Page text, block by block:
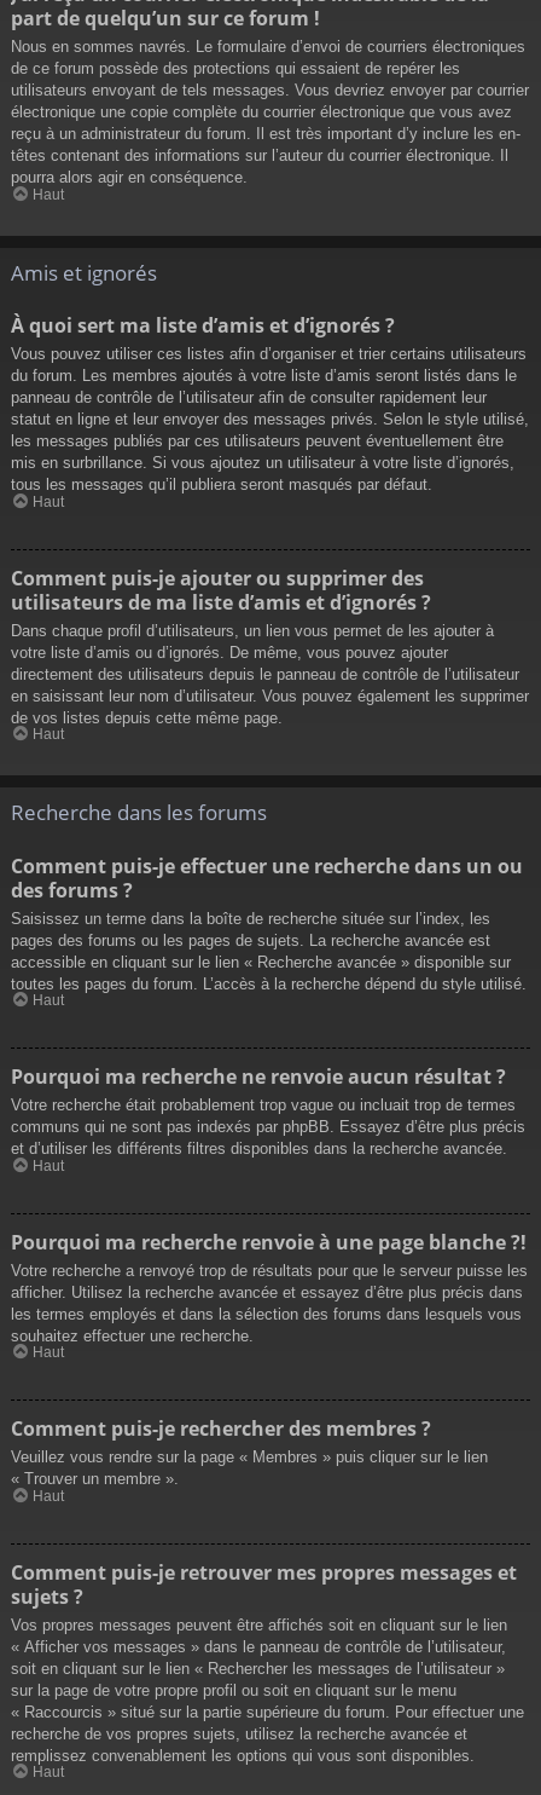
part de quelqu’un sur ce forum !
Nous en sommes navrés. Le formulaire d’envoi de courriers électroniques
de ce forum possède des protections qui essaient de repérer les
utilisateurs envoyant de tels messages. Vous devriez envoyer par courrier
électronique une copie complète du courrier électronique que vous avez
reçu à un administrateur du forum. Il est très important d’y inclure les en-
têtes contenant des informations sur l’auteur du courrier électronique. Il
pourra alors agir en conséquence.
Haut
Amis et ignorés
À quoi sert ma liste d’amis et d’ignorés ?
Vous pouvez utiliser ces listes afin d’organiser et trier certains utilisateurs
du forum. Les membres ajoutés à votre liste d’amis seront listés dans le
panneau de contrôle de l’utilisateur afin de consulter rapidement leur
statut en ligne et leur envoyer des messages privés. Selon le style utilisé,
les messages publiés par ces utilisateurs peuvent éventuellement être
mis en surbrillance. Si vous ajoutez un utilisateur à votre liste d’ignorés,
tous les messages qu’il publiera seront masqués par défaut.
Haut
Comment puis-je ajouter ou supprimer des
utilisateurs de ma liste d’amis et d’ignorés ?
Dans chaque profil d’utilisateurs, un lien vous permet de les ajouter à
votre liste d’amis ou d’ignorés. De même, vous pouvez ajouter
directement des utilisateurs depuis le panneau de contrôle de l’utilisateur
en saisissant leur nom d’utilisateur. Vous pouvez également les supprimer
de vos listes depuis cette même page.
Haut
Recherche dans les forums
Comment puis-je effectuer une recherche dans un ou
des forums ?
Saisissez un terme dans la boîte de recherche située sur l’index, les
pages des forums ou les pages de sujets. La recherche avancée est
accessible en cliquant sur le lien « Recherche avancée » disponible sur
toutes les pages du forum. L’accès à la recherche dépend du style utilisé.
Haut
Pourquoi ma recherche ne renvoie aucun résultat ?
Votre recherche était probablement trop vague ou incluait trop de termes
communs qui ne sont pas indexés par phpBB. Essayez d’être plus précis
et d’utiliser les différents filtres disponibles dans la recherche avancée.
Haut
Pourquoi ma recherche renvoie à une page blanche ?!
Votre recherche a renvoyé trop de résultats pour que le serveur puisse les
afficher. Utilisez la recherche avancée et essayez d’être plus précis dans
les termes employés et dans la sélection des forums dans lesquels vous
souhaitez effectuer une recherche.
Haut
Comment puis-je rechercher des membres ?
Veuillez vous rendre sur la page « Membres » puis cliquer sur le lien
« Trouver un membre ».
Haut
Comment puis-je retrouver mes propres messages et
sujets ?
Vos propres messages peuvent être affichés soit en cliquant sur le lien
« Afficher vos messages » dans le panneau de contrôle de l’utilisateur,
soit en cliquant sur le lien « Rechercher les messages de l’utilisateur »
sur la page de votre propre profil ou soit en cliquant sur le menu
« Raccourcis » situé sur la partie supérieure du forum. Pour effectuer une
recherche de vos propres sujets, utilisez la recherche avancée et
remplissez convenablement les options qui vous sont disponibles.
Haut